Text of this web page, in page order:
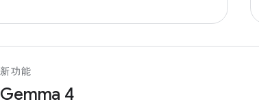
新功能
Gemma 4